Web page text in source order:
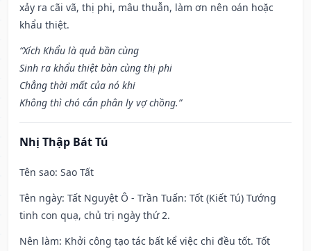
xảy ra cãi vã, thị phi, mâu thuẫn, làm ơn nên oán hoặc
khẩu thiệt.
“Xích Khẩu là quả bần cùng
Sinh ra khẩu thiệt bàn cùng thị phi
Chẳng thời mất của nó khi
Không thì chó cắn phân ly vợ chồng.”
Nhị Thập Bát Tú
Tên sao: Sao Tất
Tên ngày: Tất Nguyệt Ô - Trần Tuấn: Tốt (Kiết Tú) Tướng
tinh con quạ, chủ trị ngày thứ 2.
Nên làm: Khởi công tạo tác bất kể việc chi đều tốt. Tốt